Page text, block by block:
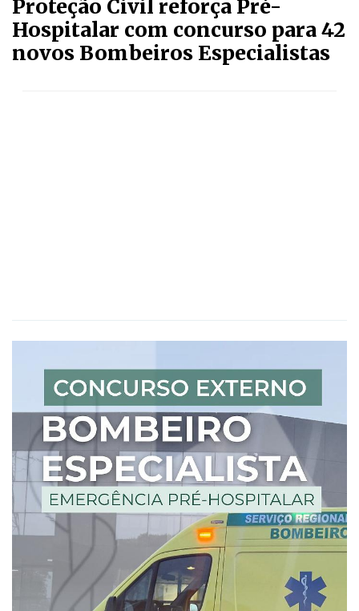
Proteção Civil reforça Pré-
Hospitalar com concurso para 42
novos Bombeiros Especialistas